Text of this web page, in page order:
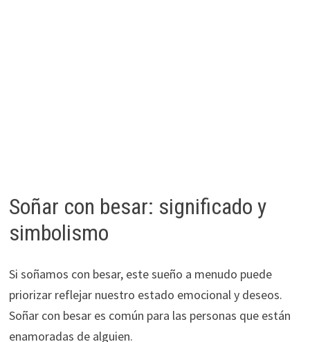
Soñar con besar: significado y
simbolismo
Si soñamos con besar, este sueño a menudo puede
priorizar reflejar nuestro estado emocional y deseos.
Soñar con besar es común para las personas que están
enamoradas de alguien.